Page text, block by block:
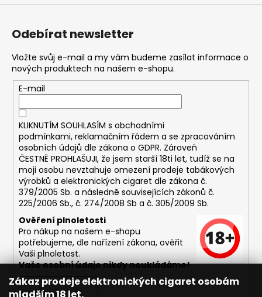
Zákaz prodeje elektronických cigaret osobám
Odebírat newsletter
Vložte svůj e-mail a my vám budeme zasílat informace o
nových produktech na našem e-shopu.
E-mail
KLIKNUTÍM SOUHLASÍM s obchodními
podmínkami, reklamačním řádem a se zpracováním
osobních údajů dle zákona o GDPR. Zároveň
ČESTNĚ PROHLAŠUJI, že jsem starší 18ti let, tudíž se na
moji osobu nevztahuje omezení prodeje tabákových
výrobků a elektronických cigaret dle zákona č.
379/2005 Sb. a následně souvisejících zákonů č.
225/2006 Sb., č. 274/2008 Sb a č. 305/2009 Sb.
Ověření plnoletosti
Pro nákup na našem e-shopu
potřebujeme, dle nařízení zákona, ověřit
Vaši plnoletost.
Vaše osobní údaje nikdy neukládáme!
PŘIHLÁSIT SE